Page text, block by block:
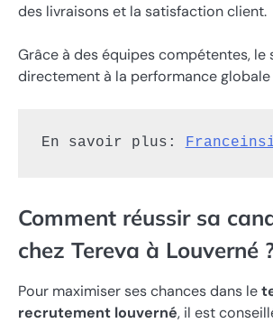
des livraisons et la satisfaction client.
Grâce à des équipes compétentes,
directement à la performance
En savoir plus:
Comment réussir sa
chez Tereva à Louverné
Pour maximiser ses chances dans le
recrutement louverné, il est